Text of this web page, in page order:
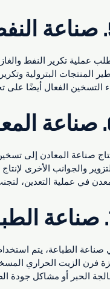
صناعة
عملية تكرير النفط
المنتجات البترولية
التسخين الفعال أيضًا على
صناعة
صناعة المعادن إلى
والجوانب الأخرى
في عملية التعدين،
صناعة
صناعة الطباعة، يتم
فرن الزيت الحراري
الحبر أو مشاكل جودة